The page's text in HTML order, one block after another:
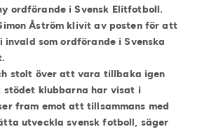
ordförande i Svensk Elitfotboll.
Åström klivit av posten för att
som ordförande i Svenska
stolt över att vara tillbaka igen
klubbarna har visat i
fram emot att tillsammans med
utveckla svensk fotboll, säger